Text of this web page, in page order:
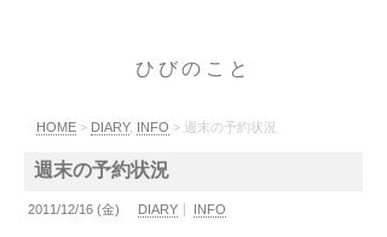
ひびのこと
HOME > DIARY, INFO > 週末の予約状況
週末の予約状況
2011/12/16 (金) DIARY INFO